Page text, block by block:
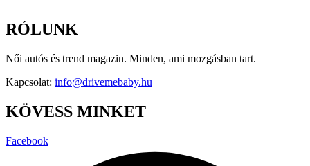
RÓLUNK
Női autós és trend magazin. Minden, ami mozgásban tart.
Kapcsolat: info@drivemebaby.hu
KÖVESS MINKET
Facebook